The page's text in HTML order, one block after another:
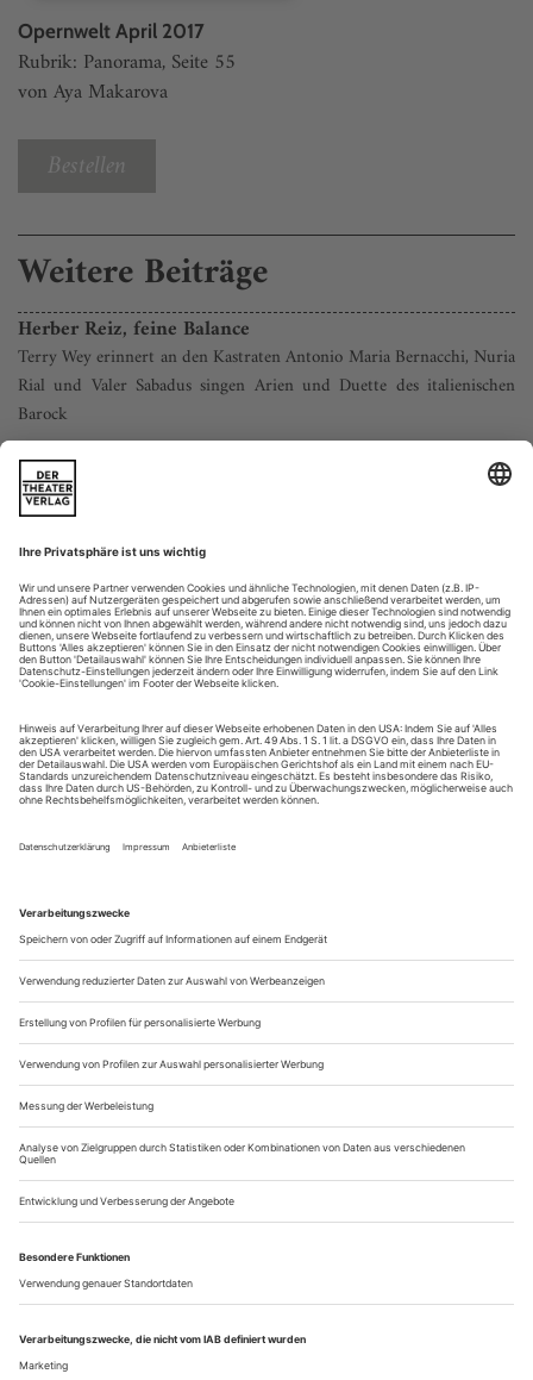
Opernwelt April 2017
Rubrik: Panorama, Seite 55
von Aya Makarova
Bestellen
Weitere Beiträge
Herber Reiz, feine Balance
Terry Wey erinnert an den Kastraten Antonio Maria Bernacchi, Nuria
Rial und Valer Sabadus singen Arien und Duette des italienischen
Barock
Ein Kastrat, dem bisher noch nicht gehuldigt wurde?! Antonio
Maria Bernacchi. In ihm fand der junge Farinelli 1727 in
Bologna bei einer Art Wettsingen seinen Meister, wie Franz
Haböck in seiner Studie «Die Gesangskunst der Kastraten»
berichtet. Das Ergebnis: Farinelli, obgleich bereits
erfolgsverwöhnt, ging bei dem älteren Sänger, dem Begründer
der späteren...
Geschreddert
Rameau: Platée
Passau | Theater
Platée, die von einem Tenor dargestellte Titelfigur in der
gleichnamigen Oper Jean-Philippe Rameaus, ist eines der
attraktivste Mädchen auf Erden. Doch dieses Missverhältnis
sichert ihr nicht nur die Aufmerksamkeit Jupiters, der mit der
offenkundigen...
Ein Versprechen
Dmitri Hvorostovsky besinnt sich eindrucksvoll auf russisches
Repertoire
Je älter er werde, so hat Dmitri Hvorostovsky einmal bekannt,
desto näher fühle er sich Russland. Tiefer wolle er eintauchen
in die Opernpartien seiner Heimat, zu einem Experten
werden. Auch diese CD sollte den Weg dahin bahnen. Doch
ob es jemals zu Engagements kommt? Ein Hirntumor zwang
Hvorostovsky bekanntlich zum Rückzug von der
Opernbühne, eine «Pause» sollte...